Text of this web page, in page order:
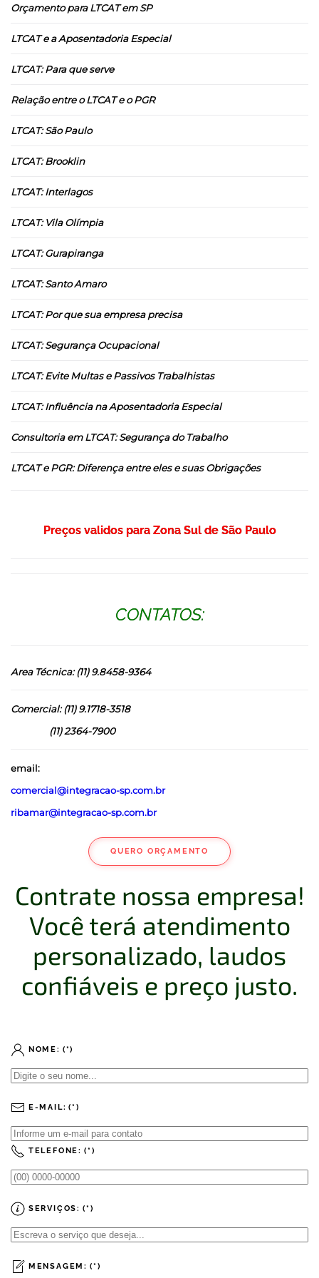
Orçamento para LTCAT em SP
LTCAT e a Aposentadoria Especial
LTCAT: Para que serve
Relação entre o LTCAT e o PGR
LTCAT: São Paulo
LTCAT: Brooklin
LTCAT: Interlagos
LTCAT: Vila Olímpia
LTCAT: Gurapiranga
LTCAT: Santo Amaro
LTCAT: Por que sua empresa precisa
LTCAT: Segurança Ocupacional
LTCAT: Evite Multas e Passivos Trabalhistas
LTCAT: Influência na Aposentadoria Especial
Consultoria em LTCAT: Segurança do Trabalho
LTCAT e PGR: Diferença entre eles e suas Obrigações
Preços validos para Zona Sul de São Paulo
CONTATOS:
Area Técnica: (11) 9.8458-9364
Comercial: (11) 9.1718-3518
(11) 2364-7900
email:
comercial@integracao-sp.com.br
ribamar@integracao-sp.com.br
QUERO ORÇAMENTO
Contrate nossa empresa!
Você terá atendimento
personalizado, laudos
confiáveis e preço justo.
NOME: (*)
E-MAIL: (*)
TELEFONE: (*)
SERVIÇOS: (*)
MENSAGEM: (*)